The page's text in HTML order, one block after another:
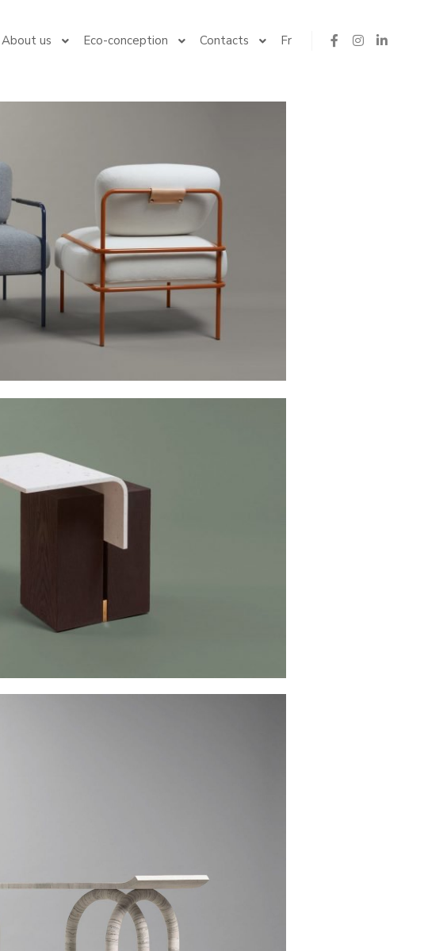
About us Eco-conception Contacts Fr